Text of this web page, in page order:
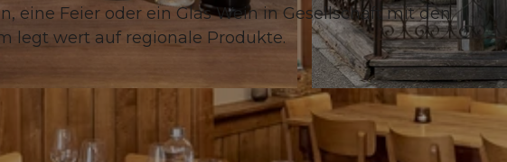
| © www.studhalter.org, Thomi Studhalter
eine Feier oder ein Glas Wein in Gesellschaft mit den
legt wert auf regionale Produkte.